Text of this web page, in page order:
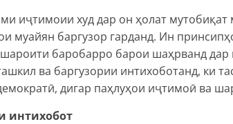
иҷтимоии худ дар он ҳолат мутобиқат
муайян баргузор гарданд. Ин
баробарро барои шаҳрванд
ва баргузории интихоботанд, ки
дигар паҳлуҳои иҷтимоӣ ва
интихобот